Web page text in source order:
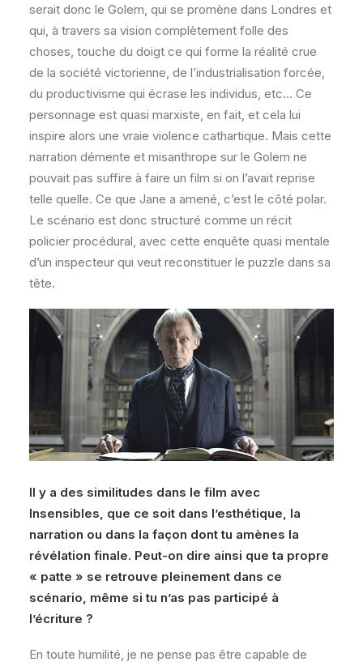
serait donc le Golem, qui se promène dans Londres et
qui, à travers sa vision complètement folle des
choses, touche du doigt ce qui forme la réalité crue
de la société victorienne, de l’industrialisation forcée,
du productivisme qui écrase les individus, etc… Ce
personnage est quasi marxiste, en fait, et cela lui
inspire alors une vraie violence cathartique. Mais cette
narration démente et misanthrope sur le Golem ne
pouvait pas suffire à faire un film si on l’avait reprise
telle quelle. Ce que Jane a amené, c’est le côté polar.
Le scénario est donc structuré comme un récit
policier procédural, avec cette enquête quasi mentale
d’un inspecteur qui veut reconstituer le puzzle dans sa
tête.
Il y a des similitudes dans le film avec
Insensibles, que ce soit dans l’esthétique, la
narration ou dans la façon dont tu amènes la
révélation finale. Peut-on dire ainsi que ta propre
« patte » se retrouve pleinement dans ce
scénario, même si tu n’as pas participé à
l’écriture ?
En toute humilité, je ne pense pas être capable de